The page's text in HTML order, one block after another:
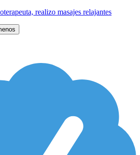
realizo masajes relajantes